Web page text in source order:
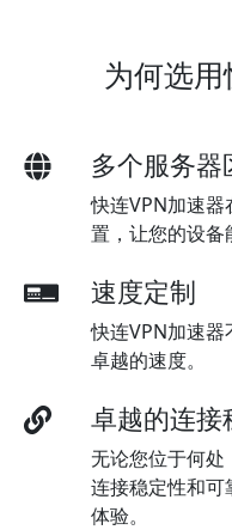
为何选
多个服务器
快连VPN加速
置，让您的设备
速度定制
快连VPN加速
卓越的速度。
卓越的连接
无论您位于何处
连接稳定性和
体验。